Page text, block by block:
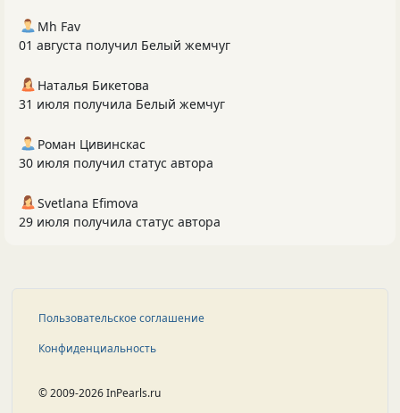
Mh Fav
01 августа получил Белый жемчуг
Наталья Бикетова
31 июля получила Белый жемчуг
Роман Цивинскас
30 июля получил статус автора
Svetlana Efimova
29 июля получила статус автора
Пользовательское соглашение
Конфиденциальность
© 2009-2026 InPearls.ru